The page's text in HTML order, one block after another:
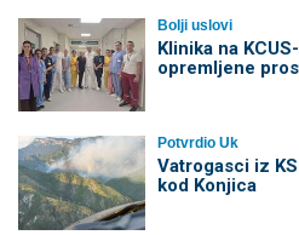
Bolji uslovi
Klinika na
opremljene
Potvrdio Uk
Vatrogasci iz
kod Konjica